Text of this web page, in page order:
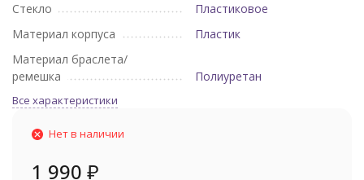
Стекло
Пластиковое
Материал корпуса
Пластик
Материал браслета/
ремешка
Полиуретан
Все характеристики
Нет в наличии
1 990 ₽